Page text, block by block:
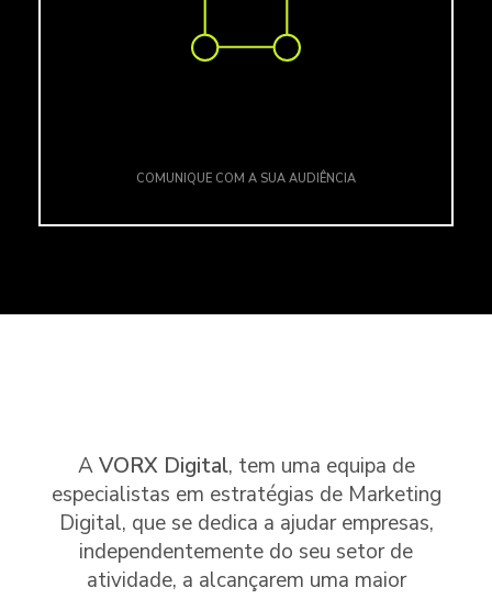
COMUNIQUE COM A SUA AUDIÊNCIA
AVORX Digital, tem uma equipa de
especialistas em estratégias de Marketing
Digital, que se dedica a ajudar empresas,
independentemente do seu setor de
atividade, a alcançarem uma maior